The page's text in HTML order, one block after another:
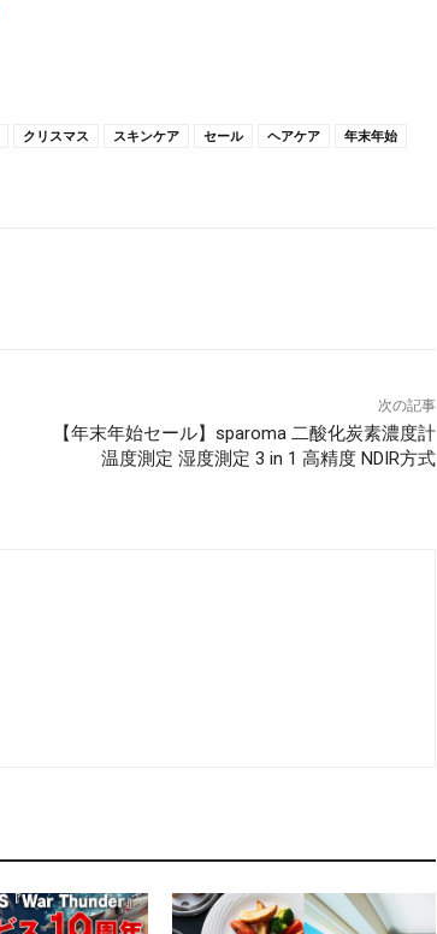
クリスマス スキンケア セール ヘアケア
年末年始
次の記事
【年末年始セール】sparoma 二酸化炭素濃度計
温度測定 湿度測定 3 in 1 高精度 NDIR方式